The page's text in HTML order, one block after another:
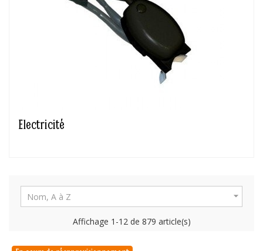
Electricité
Nom, A à Z 
Affichage 1-12 de 879 article(s)